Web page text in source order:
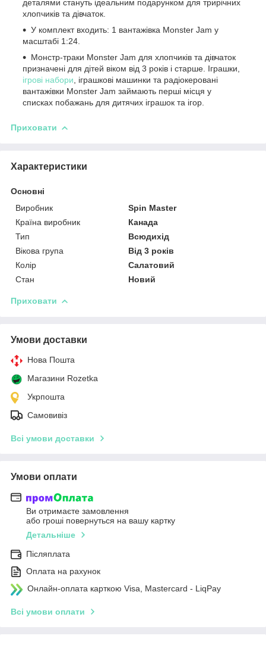
деталями стануть ідеальним подарунком для трирічних
хлопчиків та дівчаток.
У комплект входить: 1 вантажівка Monster Jam у
масштабі 1:24.
Монстр-траки Monster Jam для хлопчиків та дівчаток
призначені для дітей віком від 3 років і старше. Іграшки,
ігрові набори , іграшкові машинки та радіокеровані
вантажівки Monster Jam займають перші місця у
списках побажань для дитячих іграшок та ігор.
Приховати
Характеристики
Основні
Виробник
Spin Master
Країна виробник
Канада
Тип
Всюдихід
Вікова група
Від 3 років
Колір
Салатовий
Стан
Новий
Приховати
Умови доставки
Нова Пошта
Магазини Rozetka
Укрпошта
Самовивіз
Всі умови доставки
Умови оплати
Ви отримаєте замовлення
або гроші повернуться на вашу картку
Детальніше
Післяплата
Оплата на рахунок
Онлайн-оплата карткою Visa, Mastercard - LiqPay
Всі умови оплати